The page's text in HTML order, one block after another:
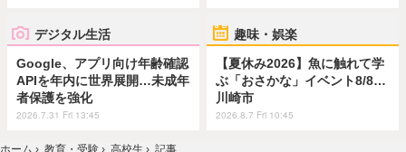
デジタル生活
Google、アプリ向け年齢確認
APIを年内に世界展開…未成年
者保護を強化
2026.7.31 Fri 13:45
趣味・娯楽
【夏休み2026】魚に触れて学
ぶ「おさかな」イベント8/8…
川崎市
2026.8.7 Fri 10:45
ホーム › 教育・受験 › 高校生 › 記事